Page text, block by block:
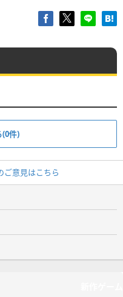
(0件)
ご意見はこちら